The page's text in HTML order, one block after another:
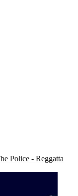
Police - Reggatta